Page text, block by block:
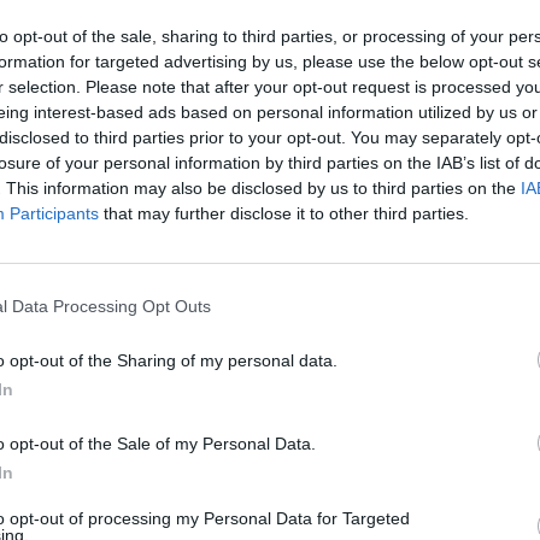
opt-out of the sale, sharing to third parties, or processing of your
for targeted advertising by us, please use the below opt-out
selection. Please note that after your opt-out request is processed
interest-based ads based on personal information utilized by us
to third parties prior to your opt-out. You may separately
of your personal information by third parties on the IAB’s list of
This information may also be disclosed by us to third parties on the
Participants that may further disclose it to other third parties.
Data Processing Opt Outs
opt-out of the Sharing of my personal data.
opt-out of the Sale of my Personal Data.
opt-out of processing my Personal Data for Targeted
di Telco (la holding tra Mediobanca,
SanPaolo, Benetton e la compagnia
che ha in pancia
il 22,5% del gigante italiano delle
varerà le liste per il consiglio di
questo mix al comando. Bernabè avrà le
operazioni straordinarie, la finanza, i
le authority e la comunicazione
Ma nel segno della continuità è tutto il
Pagliaro e Tarak Ben Ammar, per
dovrebbero esserci Gaetano
e Jean Paul Fitoussi; per Telefonica,
e Julio Linares, con Galateri di Genola
per le minoranze. La vera novità sta una
Rudy Giuliani a Come States?
Trump, Meloni e la strategia